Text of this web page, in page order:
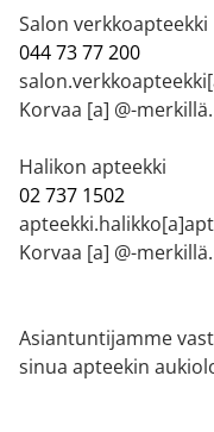
Salon verkkoapteekki
044 73 77 200
Korvaa [a] @-merkillä.
Halikon apteekki
02 737 1502
Korvaa [a] @-merkillä.
Asiantuntijamme
sinua apteekin